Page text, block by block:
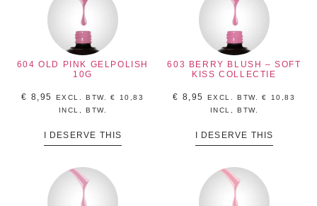
604 OLD PINK GELPOLISH
10G
€ 8,95 EXCL. BTW.€
10,83
INCL, BTW.
I DESERVE THIS
603 BERRY BLUSH – SOFT
KISS COLLECTIE
€ 8,95 EXCL. BTW.€
10,83
INCL, BTW.
I DESERVE THIS